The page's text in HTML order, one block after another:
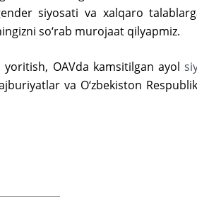
siyosati va xalqaro
so‘rab murojaat qilyapmiz.
OAVda kamsitilgan ayol
va O‘zbekiston